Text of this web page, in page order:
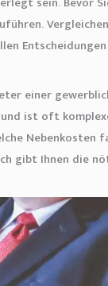
einer
ist oft
Nebenkosten
gibt Ihnen die